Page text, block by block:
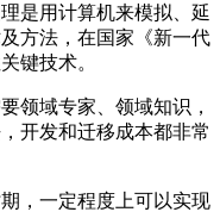
是用计算机来模拟、延
方法，在国家《新一代
键技术。
域专家、领域知识，
开发和迁移成本都非常
，一定程度上可以实现